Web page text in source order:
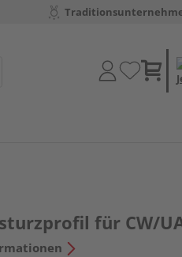
für CW/